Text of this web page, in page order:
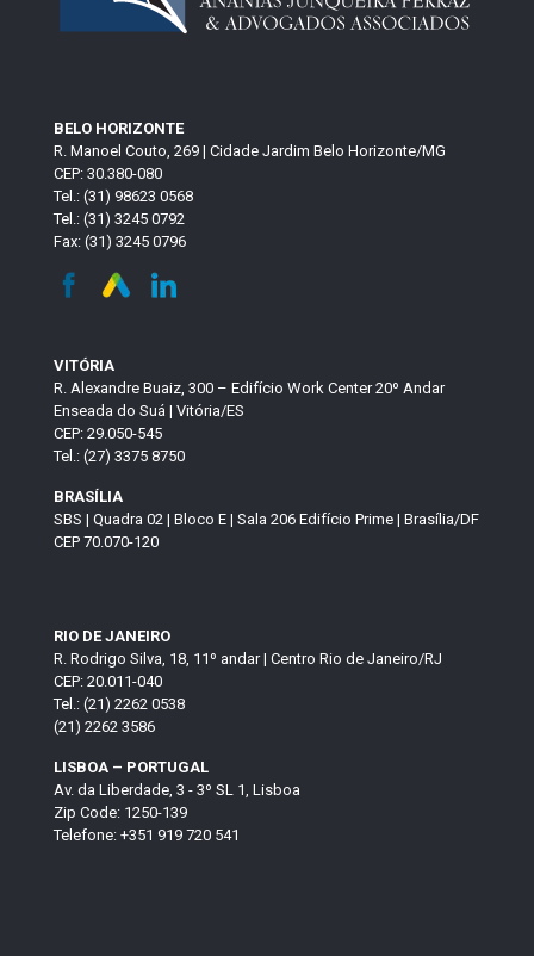
BELO HORIZONTE
R. Manoel Couto, 269 | Cidade Jardim Belo Horizonte/MG
CEP: 30.380-080
Tel.: (31) 98623 0568
Tel.: (31) 3245 0792
Fax: (31) 3245 0796
VITÓRIA
R. Alexandre Buaiz, 300 – Edifício Work Center 20º Andar
Enseada do Suá | Vitória/ES
CEP: 29.050-545
Tel.: (27) 3375 8750
BRASÍLIA
SBS | Quadra 02 | Bloco E | Sala 206 Edifício Prime | Brasília/DF
CEP 70.070-120
RIO DE JANEIRO
R. Rodrigo Silva, 18, 11º andar | Centro Rio de Janeiro/RJ
CEP: 20.011-040
Tel.: (21) 2262 0538
(21) 2262 3586
LISBOA – PORTUGAL
Av. da Liberdade, 3 - 3º SL 1, Lisboa
Zip Code: 1250-139
Telefone: +351 919 720 541